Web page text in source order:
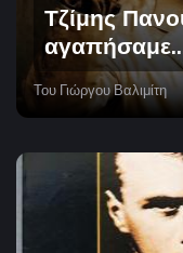
Τζίμης
Του Γιώργου Βαλιμίτη